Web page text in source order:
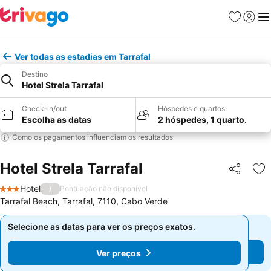
Favoritos
Iniciar
Ver todas as estadias em Tarrafal
Destino
Hotel Strela Tarrafal
Check-in/out
Escolha as datas
Hóspedes e quartos
2 hóspedes, 1 quarto.
Como os pagamentos influenciam os resultados
Hotel Strela Tarrafal Partilhar
3 Estrelas
Hotel / Pontuação não disponível
Tarrafal Beach, Tarrafal, 7110, Cabo Verde
Selecione as datas para ver os preços exatos.
Ver preços
Selecione as datas para ver os preços exatos.
Ver preços